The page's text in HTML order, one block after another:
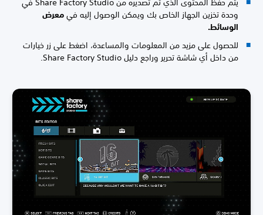
وحدة تخزين الجهاز الخاص بك ويمكن الوصول إليه فيمعرض
الوسائط.
للحصول على مزيد من المعلومات والمساعدة، اضغط على زر خيارات
من داخل أي شاشة تحرير وراجع دليل Share Factory Studio.